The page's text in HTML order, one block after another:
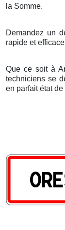
la Somme.
Demandez un
rapide et
Que ce soit à
techniciens se
en parfait état